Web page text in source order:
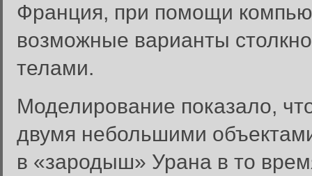
Франция, при помощи
возможные варианты
телами.
Моделирование показало,
двумя небольшими
в «зародыш» Урана в то